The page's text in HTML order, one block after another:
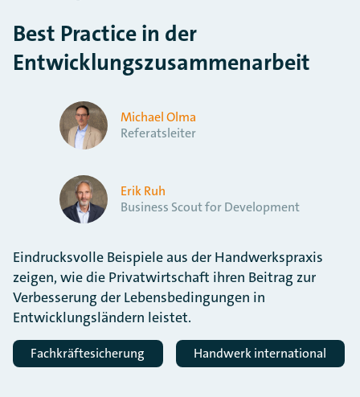
Best Practice in der
Entwicklungszusammenarbeit
Michael Olma
Referatsleiter
Erik Ruh
Business Scout for Development
Eindrucksvolle Beispiele aus der Handwerkspraxis
zeigen, wie die Privatwirtschaft ihren Beitrag zur
Verbesserung der Lebensbedingungen in
Entwicklungsländern leistet.
Fachkräftesicherung Handwerk international